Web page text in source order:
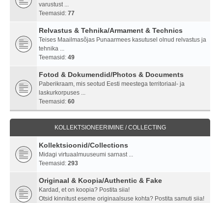
varustust ...
Teemasid: 77
Relvastus & Tehnika/Armament & Technics
Teises Maailmasõjas Punaarmees kasutusel olnud relvastus ja
tehnika ...
Teemasid: 49
Fotod & Dokumendid/Photos & Documents
Paberikraam, mis seotud Eesti meestega territoriaal- ja
laskurkorpuses ...
Teemasid: 60
KOLLEKTSIONEERIMINE / COLLECTING
Kollektsioonid/Collections
Midagi virtuaalmuuseumi sarnast ...
Teemasid: 293
Originaal & Koopia/Authentic & Fake
Kardad, et on koopia? Postita siia!
Otsid kinnitust eseme originaalsuse kohta? Postita samuti siia!